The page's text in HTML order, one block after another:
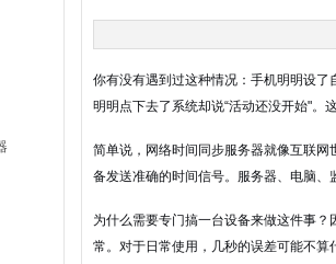
你有没有遇到过这种情况：手机明明设
明明点下去了系统却说“活动还没开始"
简单说，网络时间同步服务器就像互联
备发送准确的时间信号。服务器、电脑、
为什么需要专门搞一台设备来做这件事
常。对于日常使用，几秒的误差可能不